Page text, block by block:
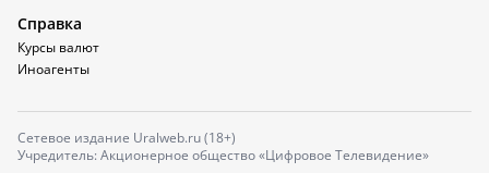
Справка
Курсы валют
Иноагенты
Сетевое издание Uralweb.ru (18+)
Учредитель: Акционерное общество «Цифровое Телевидение»